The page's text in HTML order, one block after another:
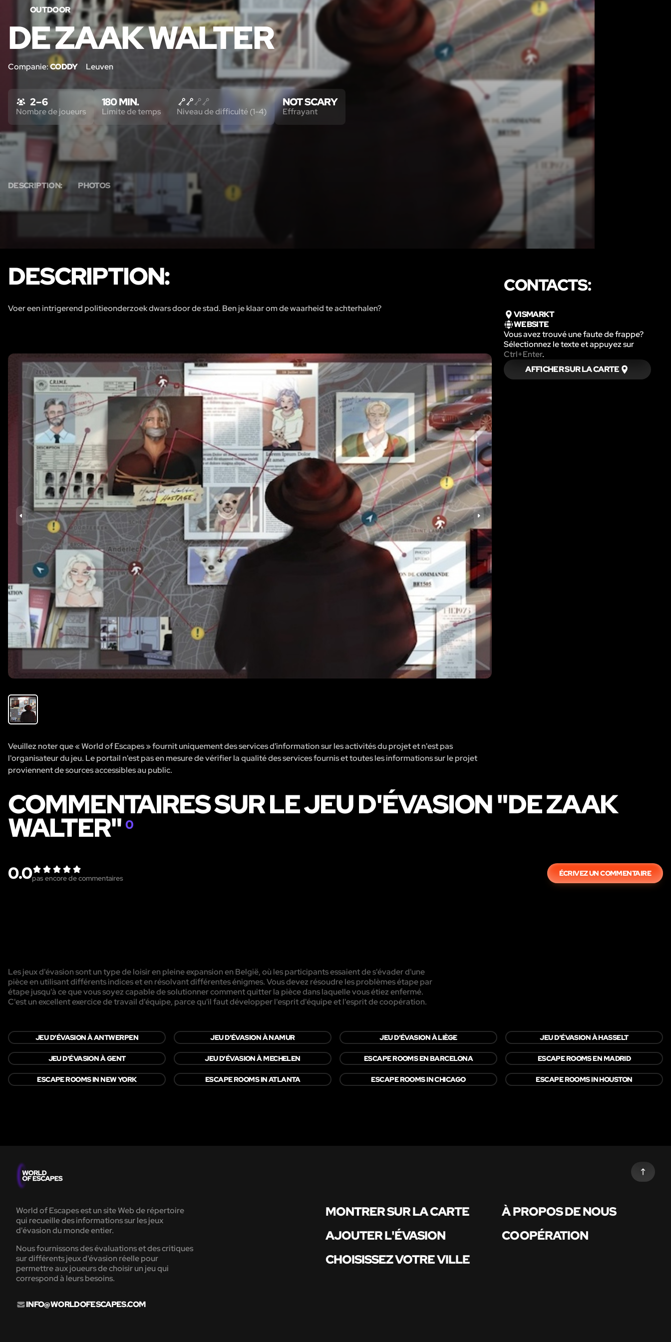
OUTDOOR
DE ZAAK WALTER
Companie:CODDY Leuven
DESCRIPTION: PHOTOS
2 – 6
Nombre de joueurs
180 MIN.
Limite de temps Niveau de difficulté (1-4)
NOT SCARY
Effrayant
DESCRIPTION:
Voer een intrigerend politieonderzoek dwars door de stad. Ben je klaar om de waarheid te achterhalen?
Veuillez noter que « World of Escapes » fournit uniquement des services d'information sur les activités du projet et n'est pas
l'organisateur du jeu. Le portail n'est pas en mesure de vérifier la qualité des services fournis et toutes les informations sur le projet
proviennent de sources accessibles au public.
CONTACTS:
VISMARKT
WEBSITE
Vous avez trouvé une faute de frappe?
Sélectionnez le texte et appuyez sur
Ctrl+Enter.
AFFICHER SUR LA CARTE
COMMENTAIRES SUR LE JEU D'ÉVASION "DE ZAAK
WALTER"0
0.0pas encore de commentaires
ÉCRIVEZ UN COMMENTAIRE
Les jeux d'évasion sont un type de loisir en pleine expansion en België, où les participants essaient de s'évader d'une
pièce en utilisant différents indices et en résolvant différentes énigmes. Vous devez résoudre les problèmes étape par
étape jusqu'à ce que vous soyez capable de solutionner comment quitter la pièce dans laquelle vous étiez enfermé.
C'est un excellent exercice de travail d'équipe, parce qu'il faut développer l'esprit d'équipe et l'esprit de coopération.
JEU D'ÉVASION À ANTWERPEN JEU D'ÉVASION À NAMUR JEU D'ÉVASION À LIÈGE JEU D'ÉVASION À HASSELT
JEU D'ÉVASION À GENT JEU D'ÉVASION À MECHELEN ESCAPE ROOMS EN BARCELONA ESCAPE ROOMS EN MADRID
ESCAPE ROOMS IN NEW YORK ESCAPE ROOMS IN ATLANTA ESCAPE ROOMS IN CHICAGO ESCAPE ROOMS IN HOUSTON
World of Escapes est un site Web de répertoire
qui recueille des informations sur les jeux
d'évasion du monde entier.
Nous fournissons des évaluations et des critiques
sur différents jeux d'évasion réelle pour
permettre aux joueurs de choisir un jeu qui
correspond à leurs besoins.
INFO@WORLDOFESCAPES.COM
MONTRER SUR LA CARTE
À PROPOS DE NOUS
AJOUTER L'ÉVASION
COOPÉRATION
CHOISISSEZ VOTRE VILLE